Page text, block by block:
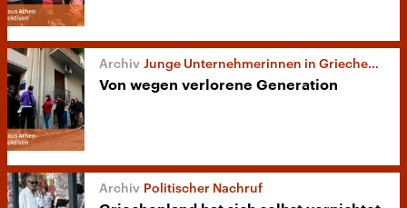
Junge Unternehmerinnen in Griechenland
Von wegen verlorene Generation
Politischer Nachruf